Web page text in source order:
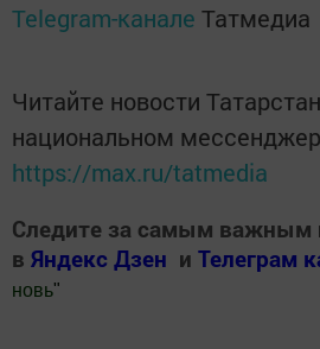
Telegram-канале Татмедиа
Читайте новости
национальном
https://max.ru/tatmedia
Следите за самым важным
в Яндекс Дзен и Телеграм
новь"